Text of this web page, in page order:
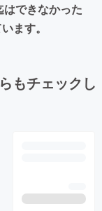
できなかった
ます。
もチェックし